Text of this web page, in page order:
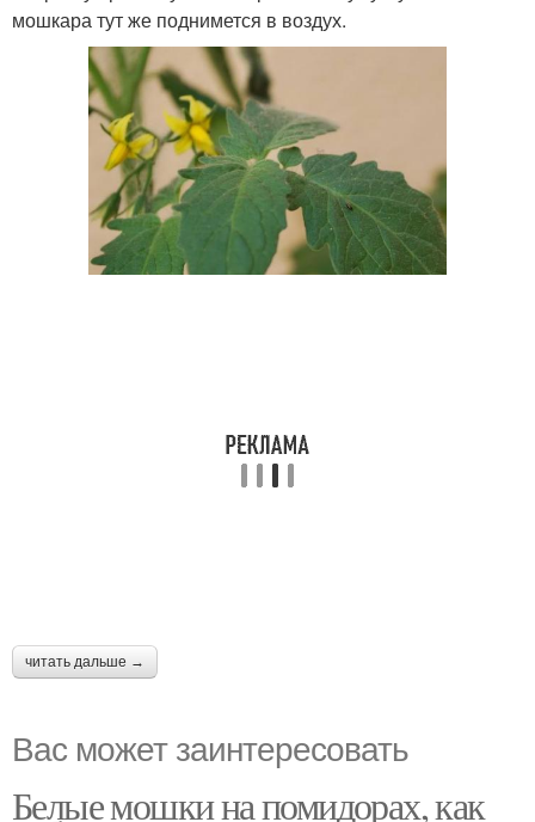
мошкара тут же поднимется в воздух.
читать дальше →
Вас может заинтересовать
Белые мошки на помидорах, как